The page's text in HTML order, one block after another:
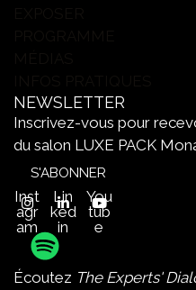
NEWSLETTER
Inscrivez-vous pour
du salon LUXE PACK
S'ABONNER
Inst
agr
am
Lin
ked
in
You
tub
e
Écoutez The Experts'